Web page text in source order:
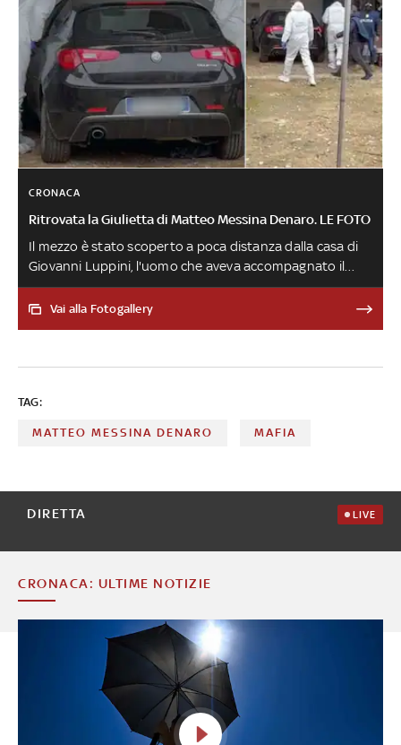
CRONACA
Ritrovata la Giulietta di Matteo Messina Denaro. LE FOTO
Il mezzo è stato scoperto a poca distanza dalla casa di
Giovanni Luppini, l'uomo che aveva accompagnato il
boss alla clinica palermitana dove è stato arrestato il 16
gennaio. Sembra che fosse stato lo stesso capomafia ad
alla madre del prestanome Andrea Bonafede
Vai alla Fotogallery
TAG:
MATTEO MESSINA DENARO MAFIA
DIRETTA LIVE
CRONACA: ULTIME NOTIZIE